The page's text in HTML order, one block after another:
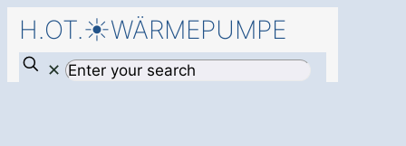
H.OT.☀️WÄRMEPUMPE
✕